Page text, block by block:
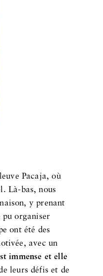
Pacaja, où
Là-bas, nous
y prenant
pu organiser
ont été des
avec un
immense et elle
leurs défis et de